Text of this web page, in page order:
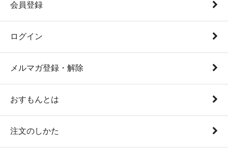
会員登録
ログイン
メルマガ登録・解除
おすもんとは
注文のしかた